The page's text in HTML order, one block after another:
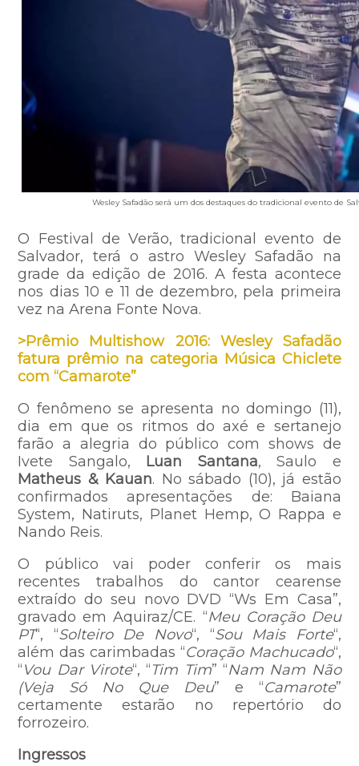
Wesley Safadão será um dos destaques do tradicional evento de
O Festival de Verão, tradicional evento de
Salvador, terá o astro Wesley Safadão na
grade da edição de 2016. A festa acontece
nos dias 10 e 11 de dezembro, pela primeira
vez na Arena Fonte Nova.
>Prêmio Multishow 2016: Wesley Safadão
fatura prêmio na categoria Música Chiclete
com “Camarote”
O fenômeno se apresenta no domingo (11),
dia em que os ritmos do axé e sertanejo
farão a alegria do público com shows de
Ivete Sangalo, Luan Santana, Saulo e
Matheus & Kauan. No sábado (10), já estão
confirmados apresentações de: Baiana
System, Natiruts, Planet Hemp, O Rappa e
Nando Reis.
O público vai poder conferir os mais
recentes trabalhos do cantor cearense
extraído do seu novo DVD “Ws Em Casa”,
gravado em Aquiraz/CE. “Meu Coração Deu
PT“, “Solteiro De Novo“, “Sou Mais Forte“,
além das carimbadas “Coração Machucado“,
“Vou Dar Virote“, “Tim Tim” “Nam Nam Não
(Veja Só No Que Deu” e “Camarote”
certamente estarão no repertório do
forrozeiro.
Ingressos